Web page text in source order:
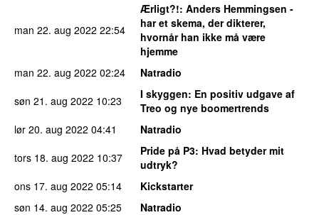
man 22. aug 2022 22:54
Ærligt?!: Anders Hemmingsen -
har et skema, der dikterer,
hvornår han ikke må være
hjemme
man 22. aug 2022 02:24
Natradio
søn 21. aug 2022 10:23 I skyggen: En positiv udgave af
Treo og nye boomertrends
lør 20. aug 2022 04:41
Natradio
tors 18. aug 2022 10:37 Pride på P3: Hvad betyder mit
udtryk?
ons 17. aug 2022 05:14
Kickstarter
søn 14. aug 2022 05:25
Natradio